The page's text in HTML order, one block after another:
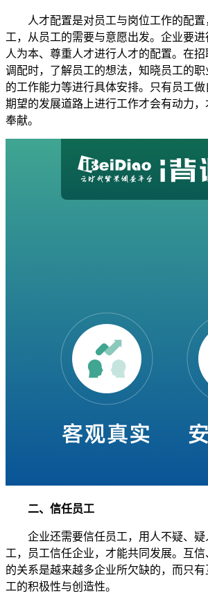
人才配置是对员工与岗位工作的配置
工，从员工的需要与意愿出发。企业要
人为本、尊重人才进行人才的配置。在
调配时，了解员工的想法，知晓员工的
的工作能力等进行具体安排。只有员工
期望的发展道路上进行工作才会有动力
奉献。
二、信任员工
企业还需要信任员工，用人不疑、疑
工，员工信任企业，才能共同发展。互
的关系是越来越多企业所欠缺的，而只
工的积极性与创造性。